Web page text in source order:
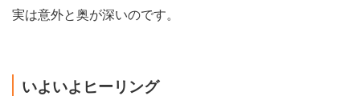
実は意外と奥が深いのです。
いよいよヒーリング